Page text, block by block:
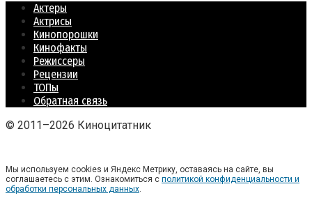
Актеры
Актрисы
Кинопорошки
Кинофакты
Режиссеры
Рецензии
ТОПы
Обратная связь
© 2011–2026 Киноцитатник
Мы используем cookies и Яндекс Метрику, оставаясь на сайте, вы
соглашаетесь с этим. Ознакомиться с политикой конфиденциальности и
обработки персональных данных.